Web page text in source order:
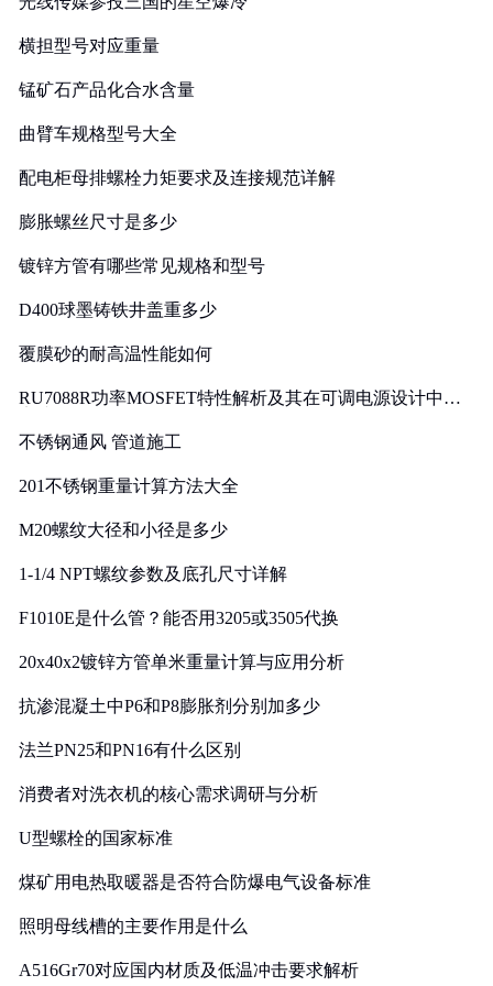
横担型号对应重量
锰矿石产品化合水含量
曲臂车规格型号大全
配电柜母排螺栓力矩要求及连接规范详解
膨胀螺丝尺寸是多少
镀锌方管有哪些常见规格和型号
D400球墨铸铁井盖重多少
覆膜砂的耐高温性能如何
RU7088R功率MOSFET特性解析及其在可调电源设计中的
不锈钢通风 管道施工
201不锈钢重量计算方法大全
M20螺纹大径和小径是多少
1-1/4 NPT螺纹参数及底孔尺寸详解
F1010E是什么管？能否用3205或3505代换
20x40x2镀锌方管单米重量计算与应用分析
抗渗混凝土中P6和P8膨胀剂分别加多少
法兰PN25和PN16有什么区别
消费者对洗衣机的核心需求调研与分析
U型螺栓的国家标准
煤矿用电热取暖器是否符合防爆电气设备标准
照明母线槽的主要作用是什么
A516Gr70对应国内材质及低温冲击要求解析